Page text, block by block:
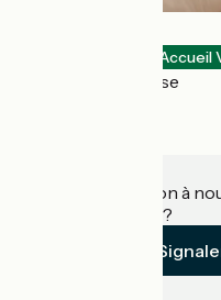
Accueil
Auvers-sur-Oise
Une information à
établissement ?